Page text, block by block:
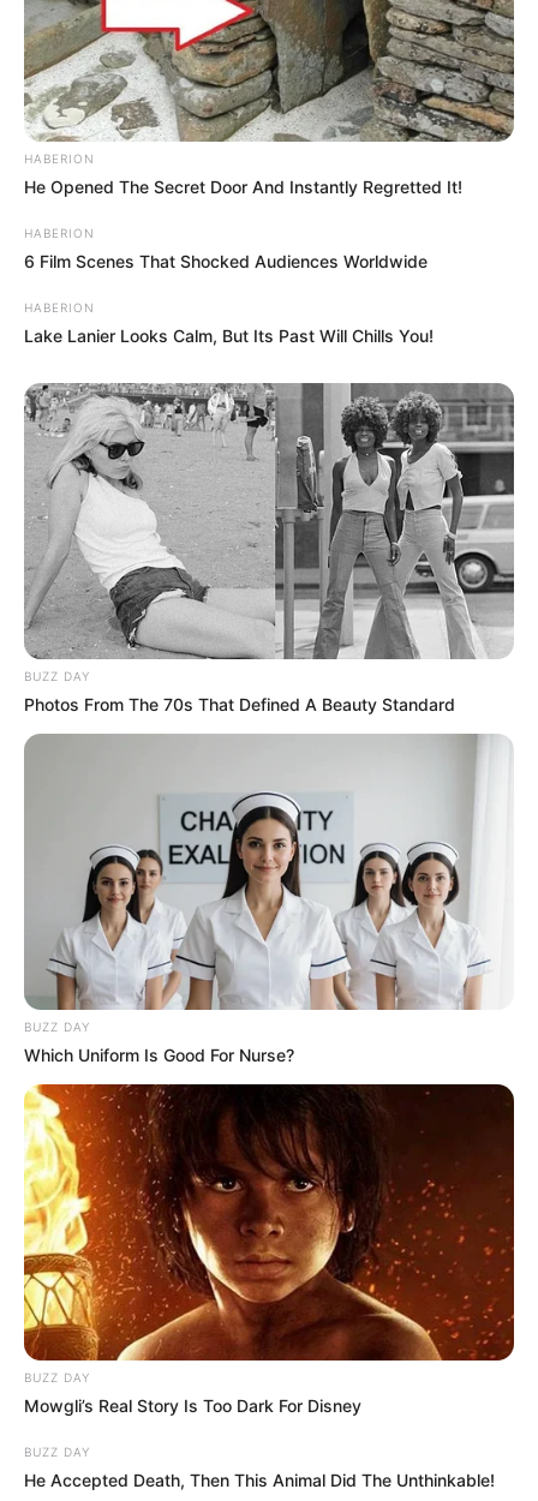
HABERION
He Opened The Secret Door And Instantly Regretted It!
HABERION
6 Film Scenes That Shocked Audiences Worldwide
HABERION
Lake Lanier Looks Calm, But Its Past Will Chills You!
BUZZ DAY
Photos From The 70s That Defined A Beauty Standard
BUZZ DAY
Which Uniform Is Good For Nurse?
BUZZ DAY
Mowgli’s Real Story Is Too Dark For Disney
BUZZ DAY
He Accepted Death, Then This Animal Did The Unthinkable!